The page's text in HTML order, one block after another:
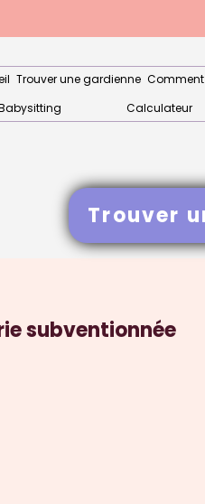
Trouver une gardienne
Calculateur
Trouver
subventionnée